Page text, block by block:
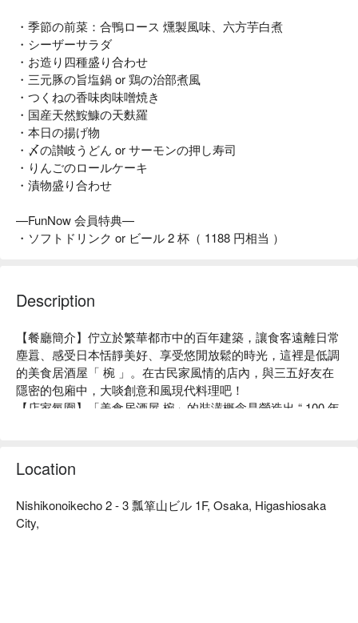
・季節の前菜：合鴨ロース 燻製風味、六方芋白煮
・シーザーサラダ
・お造り四種盛り合わせ
・三元豚の旨塩鍋 or 鶏の治部煮風
・つくねの香味肉味噌焼き
・国産天然鮟鱇の天麩羅
・本日の揚げ物
・〆の讃岐うどん or サーモンの押し寿司
・りんごのロールケーキ
・漬物盛り合わせ
—FunNow 会員特典—
・ソフトドリンク or ビール 2 杯（ 1188 円相当 ）
Description
【餐廳簡介】佇立於繁華都市中的百年建築，讓食客遠離日常
塵囂、感受日本恬靜美好、享受悠閒放鬆的時光，這裡是低調
的美食居酒屋「 椀 」。在古民家風情的店內，與三五好友在
隱密的包廂中，大啖創意和風現代料理吧！
【店家氛圍】「美食居酒屋 椀」的裝潢概念是營造出 “ 100 年
間。在匠人精心設計的沈穩日式氛圍中，以美酒佳餚招待來
客、帶您品味日常之美。此外，如同店名「椀」（碗）一樣，
益子燒，與餐廳裝潢完美結合，更襯托料理美味。
【招牌菜色】
Location
Nishikonoikecho 2 - 3 瓢箪山ビル 1F, Osaka, Higashiosaka
City,